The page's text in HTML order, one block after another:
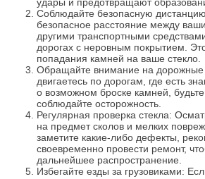
Соблюдайте безопасную
безопасное расстояние между
другими транспортными
дорогах с неровным покрытием.
попадания камней на ваше стекло.
Обращайте внимание на дорожные
двигаетесь по дорогам, где есть
о возможном броске камней,
соблюдайте осторожность.
Регулярная проверка стекла:
на предмет сколов и мелких
заметите какие-либо дефекты,
своевременно провести ремонт,
дальнейшее распространение.
Избегайте езды за грузовиками: